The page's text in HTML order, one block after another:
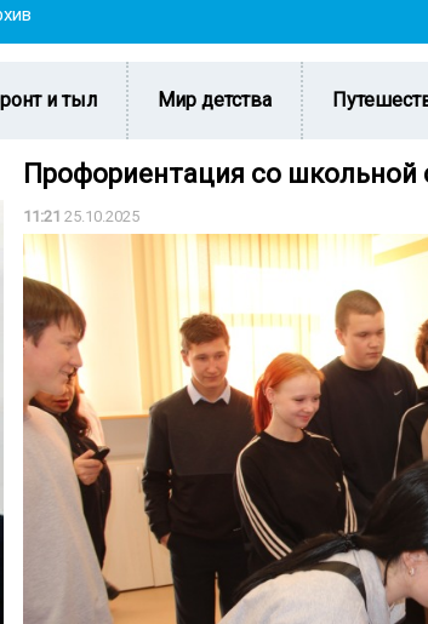
и тыл Мир детства
Профориентация со школьной
11:21 25.10.2025